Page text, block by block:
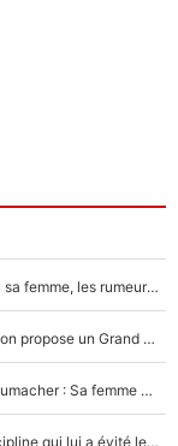
F1 : Charles Leclerc surpris par les paparazzis avec sa femme, les rumeurs étaient vraies !
Comme pour le final du Tour de France, Esteban Ocon propose un Grand Prix de Formule 1 à Paris : «Autour de l’Arc de Triomphe, ce serait génial» !
Nouvelle rumeur autour de la santé de Michael Schumacher : Sa femme Corinna sort du silence
F1 - Lewis Hamilton victime de harcèlement, la discipline qui lui a évité le pire : «J'aurais probablement mal tourné»